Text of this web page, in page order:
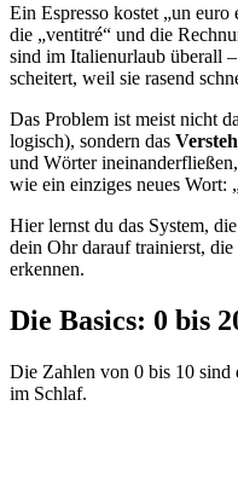
Ein Espresso kostet „un
die „ventitré“ und die
sind im Italienurlaub überall
scheitert, weil sie rasend
Das Problem ist meist nicht
logisch), sondern das
und Wörter
wie ein einziges neues Wort:
Hier lernst du das System,
dein Ohr darauf trainierst,
erkennen.
Die Basics: 0 bis
Die Zahlen von 0 bis 10 sind
im Schlaf.